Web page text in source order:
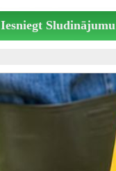
Iesniegt Sludinājumu